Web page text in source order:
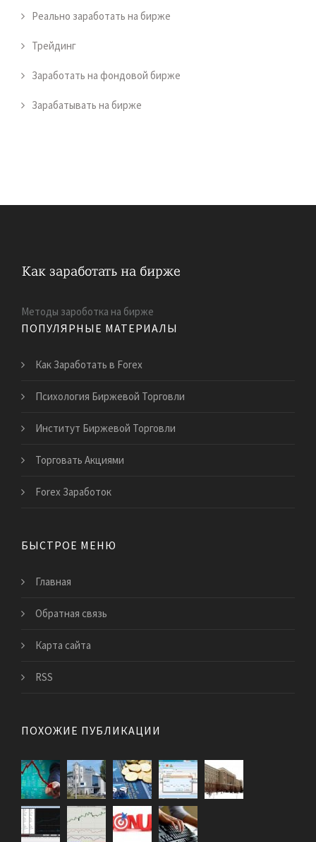
Реально заработать на бирже
Трейдинг
Заработать на фондовой бирже
Зарабатывать на бирже
Методы зароботка на бирже
ПОПУЛЯРНЫЕ МАТЕРИАЛЫ
Как Заработать в Forex
Психология Биржевой Торговли
Институт Биржевой Торговли
Торговать Акциями
Forex Заработок
БЫСТРОЕ МЕНЮ
Главная
Обратная связь
Карта сайта
RSS
ПОХОЖИЕ ПУБЛИКАЦИИ